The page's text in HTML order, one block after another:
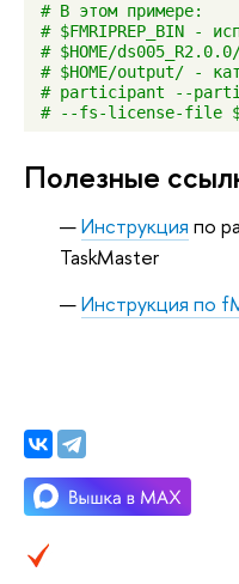
# В этом примере:
# $FMRIPREP_BIN -
# $HOME/
# $HOME/output/ -
# participant --
# --fs-license-file
Полезные
Инструкция по
TaskMaster
Инструкция по